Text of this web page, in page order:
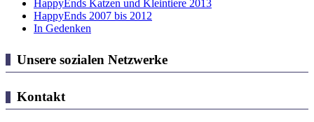
HappyEnds Katzen und Kleintiere 2013
HappyEnds 2007 bis 2012
In Gedenken
Unsere sozialen Netzwerke
Kontakt